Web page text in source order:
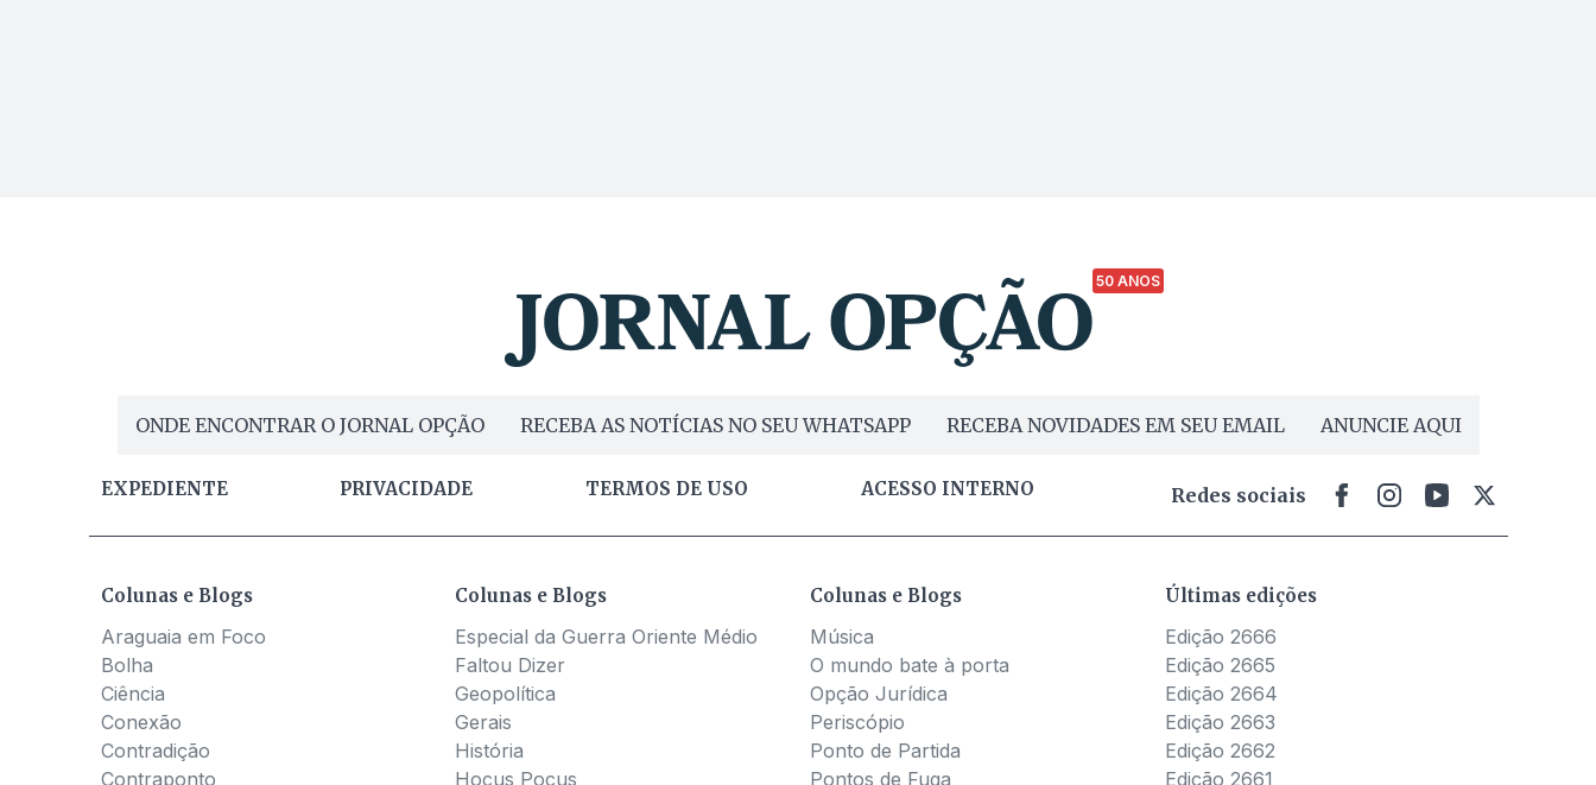
50 ANOS
ONDE ENCONTRAR O JORNAL OPÇÃO RECEBA AS NOTÍCIAS NO SEU WHATSAPP RECEBA NOVIDADES EM SEU EMAIL ANUNCIE AQUI
EXPEDIENTE PRIVACIDADE TERMOS DE USO ACESSO INTERNO Redes sociais
Colunas e Blogs
Araguaia em Foco
Bolha
Ciência
Conexão
Contradição
Contraponto
Colunas e Blogs
Especial da Guerra Oriente Médio
Faltou Dizer
Geopolítica
Gerais
História
Hocus Pocus
Colunas e Blogs
Música
O mundo bate à porta
Opção Jurídica
Periscópio
Ponto de Partida
Pontos de Fuga
Últimas edições
Edição 2666
Edição 2665
Edição 2664
Edição 2663
Edição 2662
Edição 2661